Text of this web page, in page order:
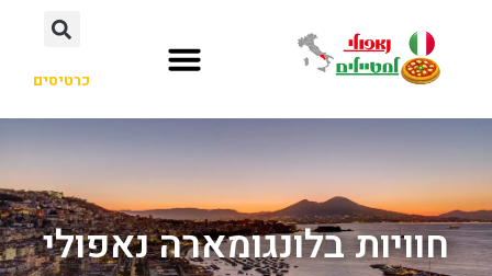
כרטיסים
חוויות בלונגומארה נאפולי